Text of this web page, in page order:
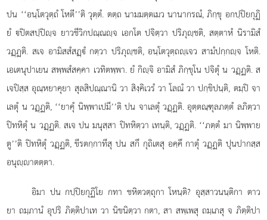
ปน ‘‘อนฺโตวุตฺถํ โหตี’’ติ วุตฺตํ. ตตฺถ นามมตฺตเมว นานากรณํ, ภิกฺขุ อกปฺปิยกุฏิ
ยํ ปิตสปฺปิฺจ ยาวชีวิกปณฺณฺจ เอกโต ปจิตฺวา ปริภุฺชติ, สตฺตาหํ นิรามิสํ
วฏฺฏติ. สเจ อามิสสํสฏฺํ กตฺวา ปริภุฺชติ, อนฺโตวุตฺถฺเจว สามํปกฺกฺจ โหติ.
เอเตนุปาเยน สพฺพสํสคฺคา เวทิตพฺพา. ยํ กิฺจิ อามิสํ ภิกฺขุโน ปจิตุํ น วฏฺฏติ. ส
เจปิสฺส อุณฺหยาคุยา สุลสิปณฺณานิ วา สิงฺคิเวรํ วา โลณํ วา ปกฺขิปนฺติ, ตมฺปิ จา
เลตุํ น วฏฺฏติ, ‘‘ยาคุํ นิพฺพาเปมี’’ติ ปน จาเลตุํ วฏฺฏติ. อุตฺตณฺฑุลภตฺตํ ลภิตฺวา
ปิทหิตุํ น วฏฺฏติ. สเจ ปน มนุสฺสา ปิทหิตฺวา เทนฺติ, วฏฺฏติ. ‘‘ภตฺตํ มา นิพฺพาย
ตู’’ติ ปิทหิตุํ วฏฺฏติ, ขีรตกฺกาทีสุ ปน สกึ กุถิเตสุ อคฺคึ กาตุํ วฏฺฏติ ปุนปากสฺส
อนุฺาตตฺตา.
อิมา ปน กปฺปิยกุฏิโย กทา ชหิตวตฺถุกา โหนฺติ? อุสฺสาวนนฺติกา ตาว
ยา ถมฺภานํ อุปริ ภิตฺติปาเท วา นิขนิตฺวา กตา, สา สพฺเพสุ ถมฺเภสุ จ ภิตฺติปา